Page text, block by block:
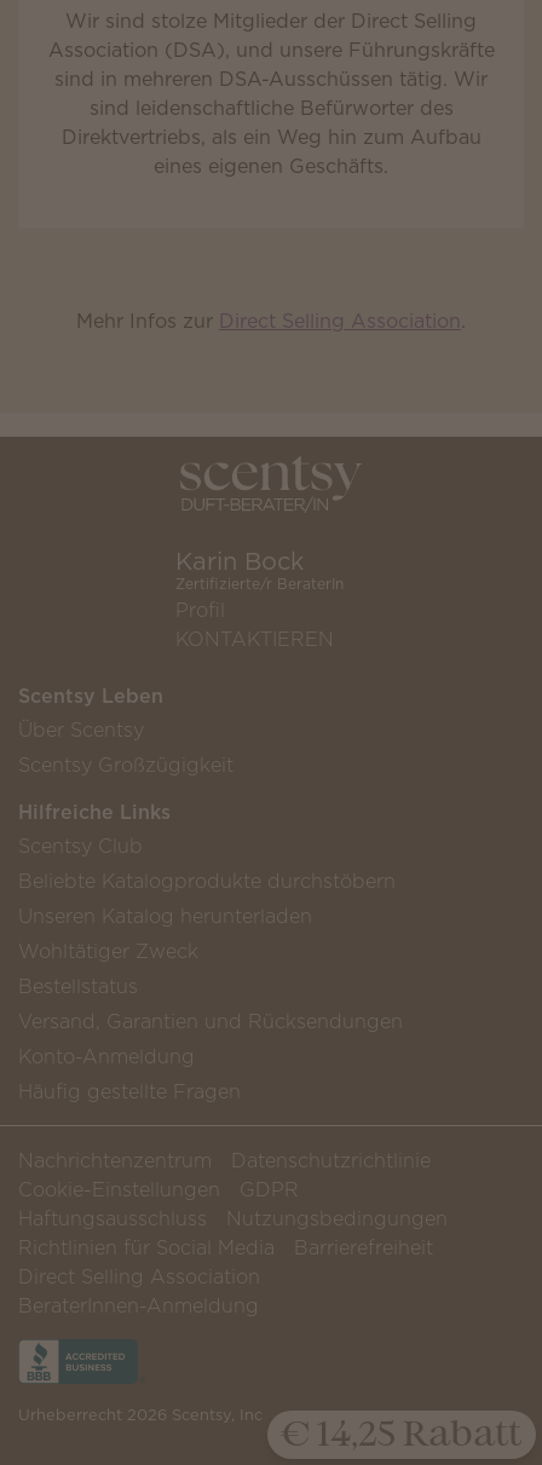
Wir sind stolze Mitglieder der Direct Selling
Association (DSA), und unsere Führungskräfte
sind in mehreren DSA-Ausschüssen tätig. Wir
sind leidenschaftliche Befürworter des
Direktvertriebs, als ein Weg hin zum Aufbau
eines eigenen Geschäfts.
Mehr Infos zur Direct Selling Association.
Karin Bock
Zertifizierte/r BeraterIn
Profil
KONTAKTIEREN
Scentsy Leben
Über Scentsy
Scentsy Großzügigkeit
Hilfreiche Links
Scentsy Club
Beliebte Katalogprodukte durchstöbern
Unseren Katalog herunterladen
Wohltätiger Zweck
Bestellstatus
Versand, Garantien und Rücksendungen
Konto-Anmeldung
Häufig gestellte Fragen
Nachrichtenzentrum
Datenschutzrichtlinie
Cookie-Einstellungen
GDPR
Haftungsausschluss
Nutzungsbedingungen
Richtlinien für Social Media
Barrierefreiheit
Direct Selling Association
BeraterInnen-Anmeldung
Urheberrecht 2026 Scentsy, Inc
€ 14,25 Rabatt